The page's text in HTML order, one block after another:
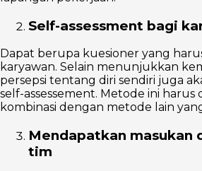
Self-assessment bagi
Dapat berupa kuesioner yang
karyawan. Selain menunjukkan
persepsi tentang diri sendiri juga
self-assessement. Metode ini harus
kombinasi dengan metode lain
Mendapatkan masukan
tim